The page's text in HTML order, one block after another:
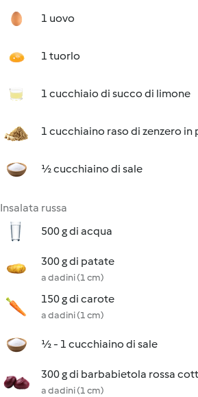
1 uovo
1 tuorlo
1 cucchiaio di succo di limone
1 cucchiaino raso di zenzero in
½ cucchiaino di sale
Insalata russa
500 g di acqua
300 g di patate
a dadini (1 cm)
150 g di carote
a dadini (1 cm)
½ - 1 cucchiaino di sale
300 g di barbabietola rossa
a dadini (1 cm)